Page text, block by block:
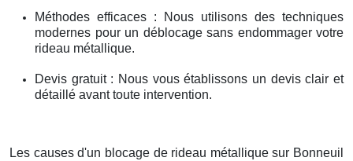
Méthodes efficaces : Nous utilisons des techniques
modernes pour un déblocage sans endommager votre
rideau métallique.
Devis gratuit : Nous vous établissons un devis clair et
détaillé avant toute intervention.
Les causes d'un blocage de rideau métallique sur Bonneuil